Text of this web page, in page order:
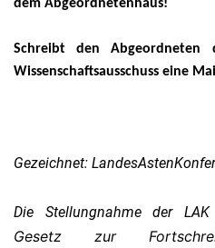
dem Abgeordnetenhaus!
Schreibt den Abgeordneten
Wissenschaftsausschuss eine
Gezeichnet:
Die Stellungnahme der
Gesetz zur